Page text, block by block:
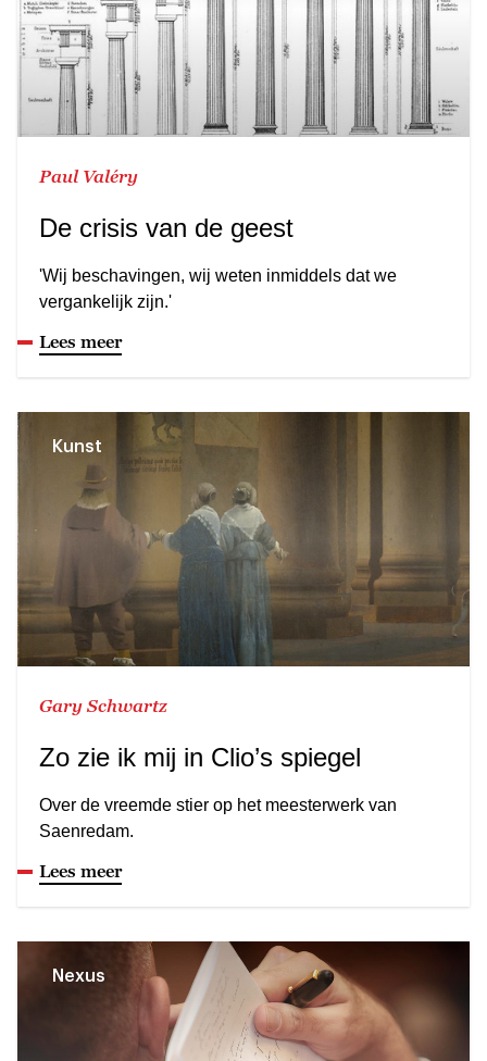
Paul Valéry
De crisis van de geest
'Wij beschavingen, wij weten inmiddels dat we
vergankelijk zijn.'
Lees meer
Kunst
Gary Schwartz
Zo zie ik mij in Clio’s spiegel
Over de vreemde stier op het meesterwerk van
Saenredam.
Lees meer
Nexus